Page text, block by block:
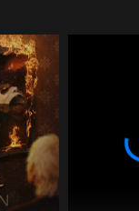
軍直衝徐州